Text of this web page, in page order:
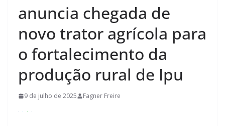
anuncia chegada de
novo trator agrícola para
o fortalecimento da
produção rural de Ipu
9 de julho de 2025 Fagner Freire